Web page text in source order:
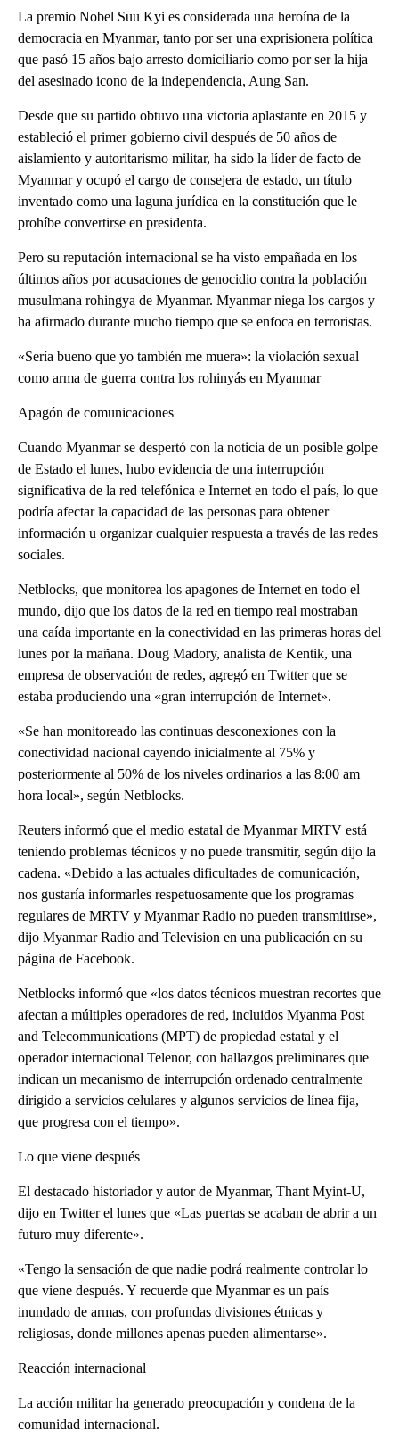
La premio Nobel Suu Kyi es considerada una heroína de la
democracia en Myanmar, tanto por ser una exprisionera política
que pasó 15 años bajo arresto domiciliario como por ser la hija
del asesinado icono de la independencia, Aung San.
Desde que su partido obtuvo una victoria aplastante en 2015 y
estableció el primer gobierno civil después de 50 años de
aislamiento y autoritarismo militar, ha sido la líder de facto de
Myanmar y ocupó el cargo de consejera de estado, un título
inventado como una laguna jurídica en la constitución que le
prohíbe convertirse en presidenta.
Pero su reputación internacional se ha visto empañada en los
últimos años por acusaciones de genocidio contra la población
musulmana rohingya de Myanmar. Myanmar niega los cargos y
ha afirmado durante mucho tiempo que se enfoca en terroristas.
«Sería bueno que yo también me muera»: la violación sexual
como arma de guerra contra los rohinyás en Myanmar
Apagón de comunicaciones
Cuando Myanmar se despertó con la noticia de un posible golpe
de Estado el lunes, hubo evidencia de una interrupción
significativa de la red telefónica e Internet en todo el país, lo que
podría afectar la capacidad de las personas para obtener
información u organizar cualquier respuesta a través de las redes
sociales.
Netblocks, que monitorea los apagones de Internet en todo el
mundo, dijo que los datos de la red en tiempo real mostraban
una caída importante en la conectividad en las primeras horas del
lunes por la mañana. Doug Madory, analista de Kentik, una
empresa de observación de redes, agregó en Twitter que se
estaba produciendo una «gran interrupción de Internet».
«Se han monitoreado las continuas desconexiones con la
conectividad nacional cayendo inicialmente al 75% y
posteriormente al 50% de los niveles ordinarios a las 8:00 am
hora local», según Netblocks.
Reuters informó que el medio estatal de Myanmar MRTV está
teniendo problemas técnicos y no puede transmitir, según dijo la
cadena. «Debido a las actuales dificultades de comunicación,
nos gustaría informarles respetuosamente que los programas
regulares de MRTV y Myanmar Radio no pueden transmitirse»,
dijo Myanmar Radio and Television en una publicación en su
página de Facebook.
Netblocks informó que «los datos técnicos muestran recortes que
afectan a múltiples operadores de red, incluidos Myanma Post
and Telecommunications (MPT) de propiedad estatal y el
operador internacional Telenor, con hallazgos preliminares que
indican un mecanismo de interrupción ordenado centralmente
dirigido a servicios celulares y algunos servicios de línea fija,
que progresa con el tiempo».
Lo que viene después
El destacado historiador y autor de Myanmar, Thant Myint-U,
dijo en Twitter el lunes que «Las puertas se acaban de abrir a un
futuro muy diferente».
«Tengo la sensación de que nadie podrá realmente controlar lo
que viene después. Y recuerde que Myanmar es un país
inundado de armas, con profundas divisiones étnicas y
religiosas, donde millones apenas pueden alimentarse».
Reacción internacional
La acción militar ha generado preocupación y condena de la
comunidad internacional.